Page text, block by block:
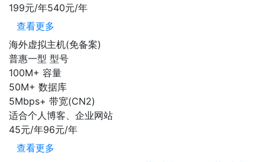
199元/年540元/年
查看更多
海外虚拟主机(免备案)
普惠一型 型号
100M+ 容量
50M+ 数据库
5Mbps+ 带宽(CN2)
适合个人博客、企业网站
45元/年96元/年
查看更多